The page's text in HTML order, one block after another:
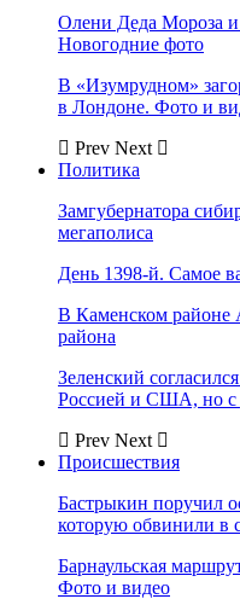
Олени Деда Мороза и
Новогодние фото
В «Изумрудном»
в Лондоне. Фото и
Prev Next
Политика
Замгубернатора
мегаполиса
День 1398-й. Самое
В Каменском районе
района
Зеленский
Россией и США, но с
Prev Next
Происшествия
Бастрыкин поручил
которую обвинили
Барнаульская
Фото и видео